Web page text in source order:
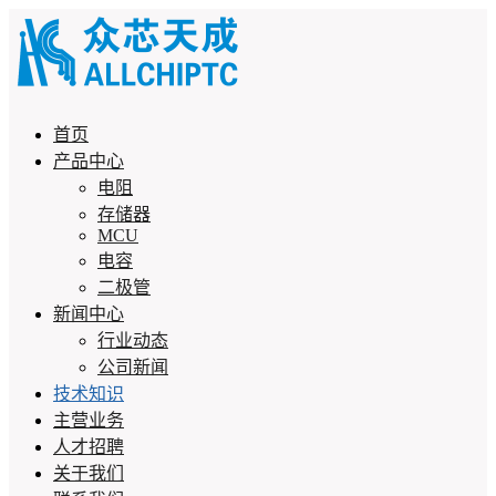
首页
产品中心
电阻
存储器
MCU
电容
二极管
新闻中心
行业动态
公司新闻
技术知识
主营业务
人才招聘
关于我们